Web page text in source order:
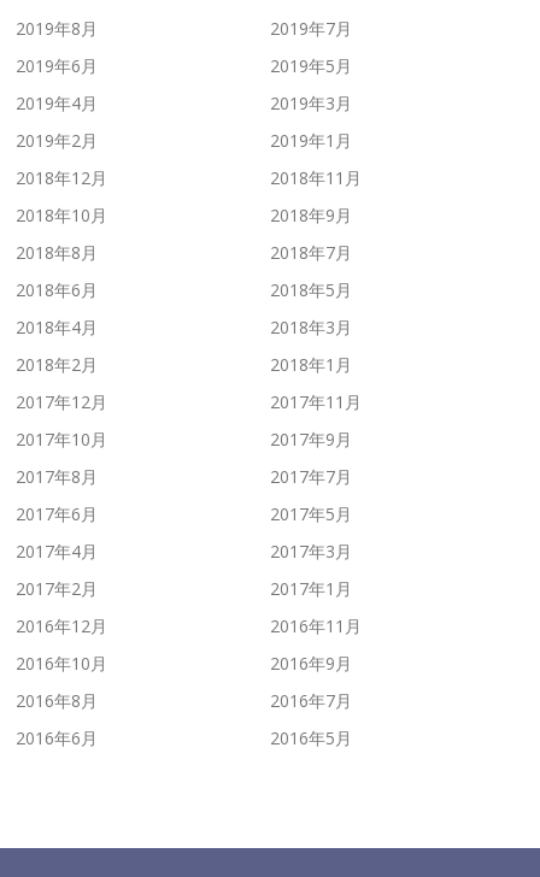
2019年8月
2019年7月
2019年6月
2019年5月
2019年4月
2019年3月
2019年2月
2019年1月
2018年12月
2018年11月
2018年10月
2018年9月
2018年8月
2018年7月
2018年6月
2018年5月
2018年4月
2018年3月
2018年2月
2018年1月
2017年12月
2017年11月
2017年10月
2017年9月
2017年8月
2017年7月
2017年6月
2017年5月
2017年4月
2017年3月
2017年2月
2017年1月
2016年12月
2016年11月
2016年10月
2016年9月
2016年8月
2016年7月
2016年6月
2016年5月